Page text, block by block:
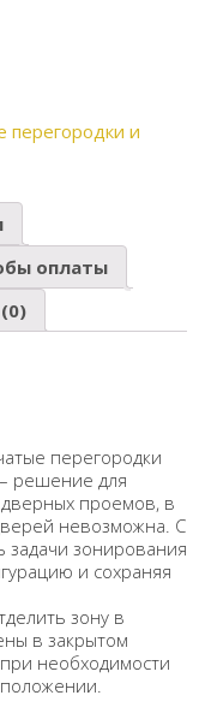
и
оплаты
перегородки
решение для
проемов, в
невозможна. С
зонирования
и сохраняя
зону в
в закрытом
необходимости